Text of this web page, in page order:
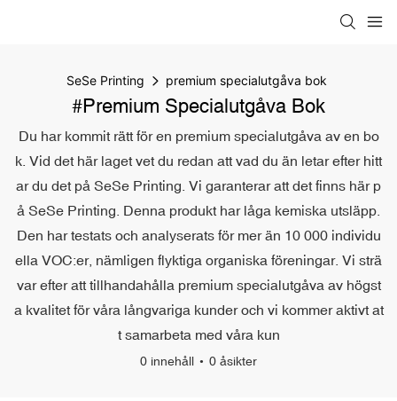
SeSe Printing premium specialutgåva bok
#premium Specialutgåva Bok
Du har kommit rätt för en premium specialutgåva av en bo
k. Vid det här laget vet du redan att vad du än letar efter hitt
ar du det på SeSe Printing. Vi garanterar att det finns här p
å SeSe Printing. Denna produkt har låga kemiska utsläpp.
Den har testats och analyserats för mer än 10 000 individu
ella VOC:er, nämligen flyktiga organiska föreningar. Vi strä
var efter att tillhandahålla premium specialutgåva av högst
a kvalitet för våra långvariga kunder och vi kommer aktivt at
t samarbeta med våra kun
0 innehåll 0 åsikter